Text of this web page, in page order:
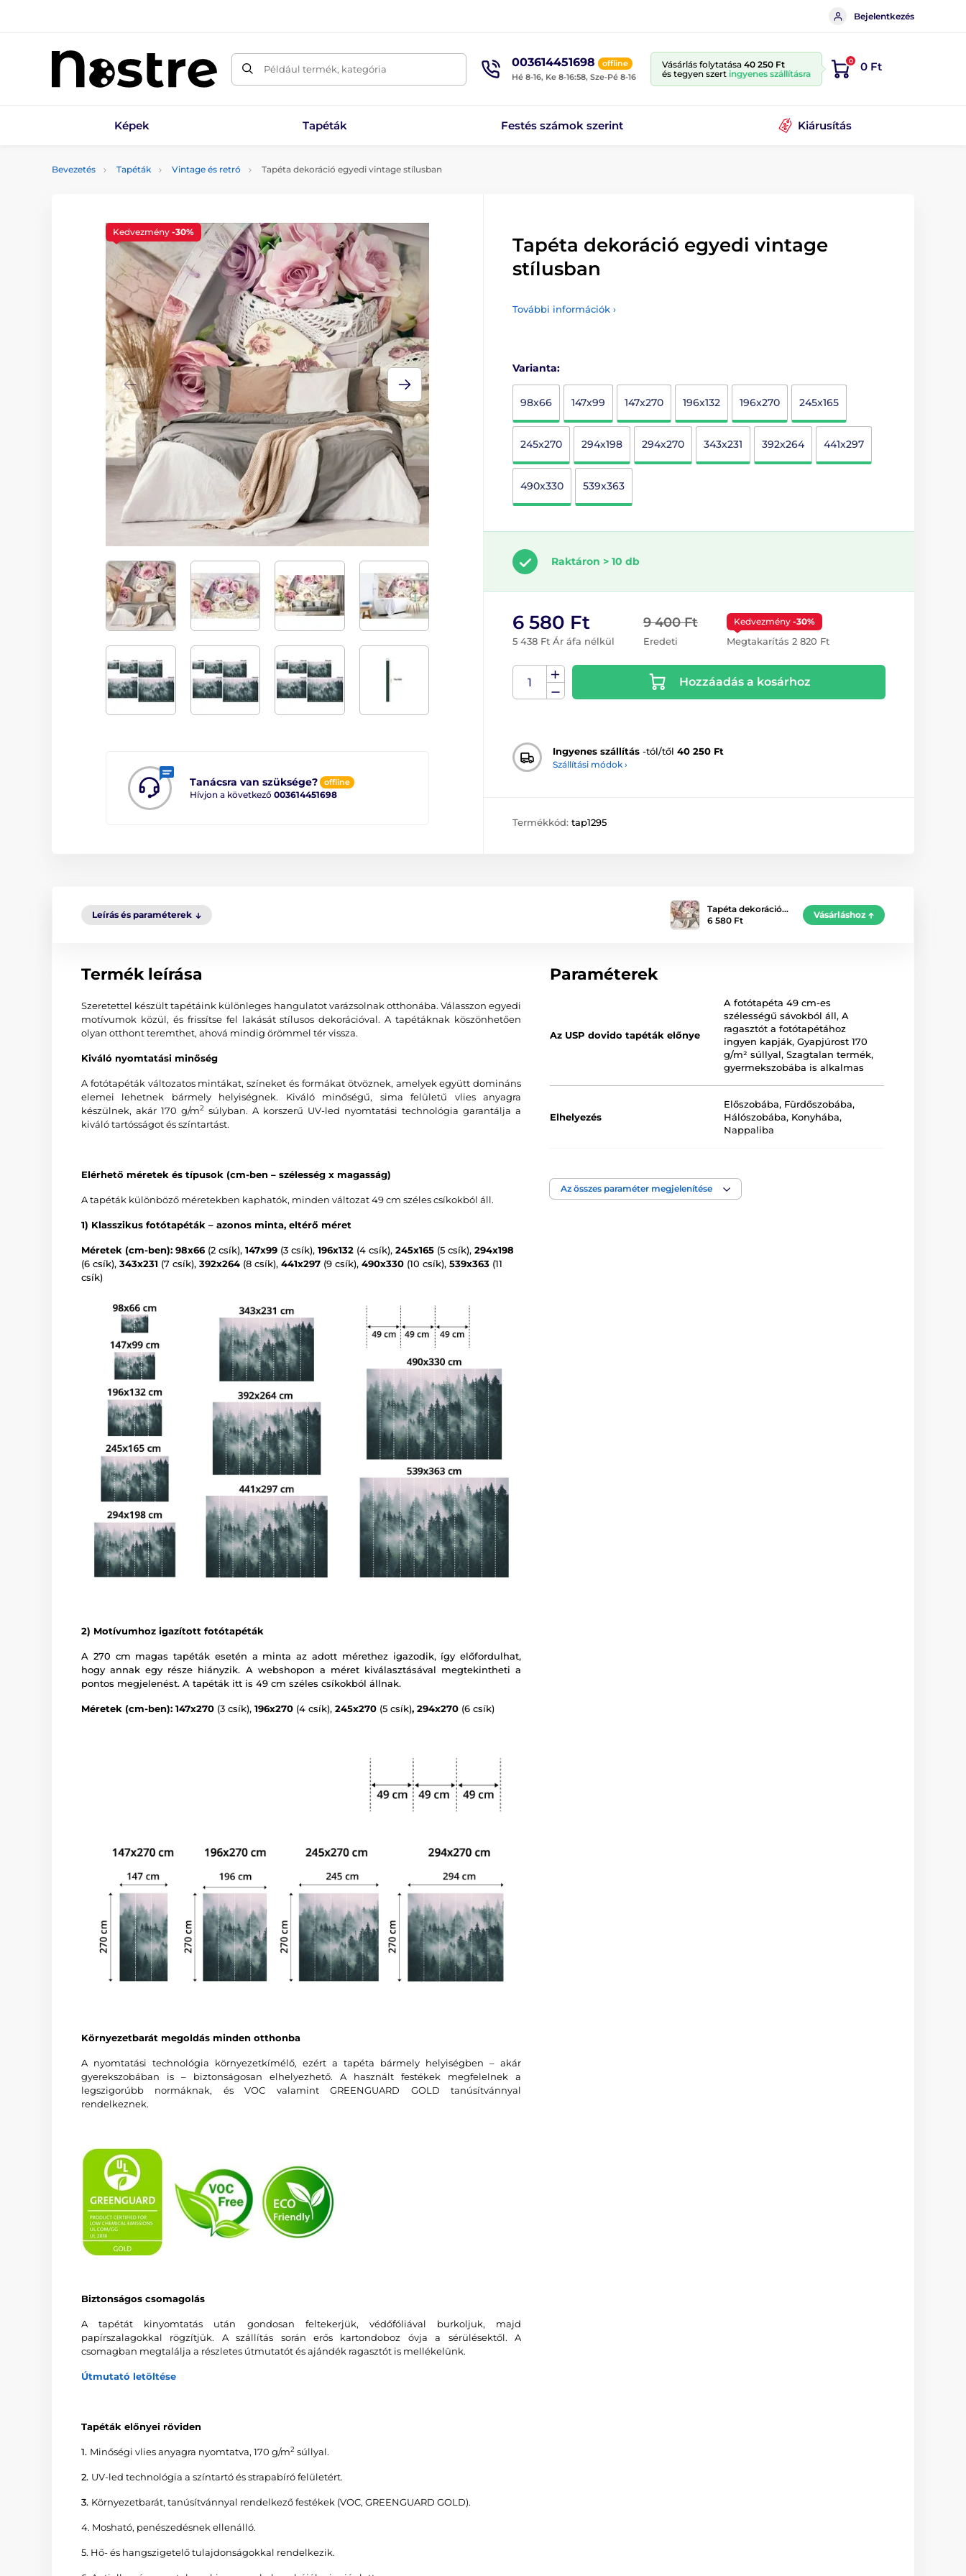
Bejelentkezés
Például termék, kategória 003614451698
offline
Hé 8-16, Ke 8-16:58, Sze-Pé 8-16
Vásárlás folytatása 40 250 Ft
és tegyen szert ingyenes szállításra
0 0 Ft
Képek Tapéták Festés számok szerint Kiárusítás
Bevezetés Tapéták Vintage és retró Tapéta dekoráció egyedi vintage stílusban
Tanácsra van szüksége? offline
Hívjon a következő 003614451698
Kedvezmény -30%
Tapéta dekoráció egyedi vintage
stílusban
További információk ›
Varianta:
98x66 147x99 147x270 196x132 196x270 245x165
245x270 294x198 294x270 343x231 392x264 441x297
490x330 539x363
Raktáron > 10 db
9 400 Ft
Eredeti
6 580 Ft
5 438 Ft Ár áfa nélkül
Kedvezmény -30%
Megtakarítás 2 820 Ft
Hozzáadás a kosárhoz
Ingyenes szállítás -tól/től 40 250 Ft
Szállítási módok ›
Termékkód: tap1295
Leírás és paraméterek
Tapéta dekoráció…
6 580 Ft
Vásárláshoz
Termék leírása
Szeretettel készült tapétáink különleges hangulatot varázsolnak otthonába. Válasszon egyedi
motívumok közül, és frissítse fel lakását stílusos dekorációval. A tapétáknak köszönhetően
olyan otthont teremthet, ahová mindig örömmel tér vissza.
Kiváló nyomtatási minőség
A fotótapéták változatos mintákat, színeket és formákat ötvöznek, amelyek együtt domináns
elemei lehetnek bármely helyiségnek. Kiváló minőségű, sima felületű vlies anyagra
készülnek, akár 170 g/m2
súlyban. A korszerű UV-led nyomtatási technológia garantálja a
kiváló tartósságot és színtartást.
Elérhető méretek és típusok (cm-ben – szélesség x magasság)
A tapéták különböző méretekben kaphatók, minden változat 49 cm széles csíkokból áll.
1) Klasszikus fotótapéták – azonos minta, eltérő méret
Méretek (cm-ben): 98x66 (2 csík), 147x99 (3 csík), 196x132 (4 csík), 245x165 (5 csík), 294x198
(6 csík), 343x231 (7 csík), 392x264 (8 csík), 441x297 (9 csík), 490x330 (10 csík), 539x363 (11
csík)
2) Motívumhoz igazított fotótapéták
A 270 cm magas tapéták esetén a minta az adott mérethez igazodik, így előfordulhat,
hogy annak egy része hiányzik. A webshopon a méret kiválasztásával megtekintheti a
pontos megjelenést. A tapéták itt is 49 cm széles csíkokból állnak.
Méretek (cm-ben): 147x270 (3 csík), 196x270 (4 csík), 245x270 (5 csík), 294x270 (6 csík)
Környezetbarát megoldás minden otthonba
A nyomtatási technológia környezetkímélő, ezért a tapéta bármely helyiségben – akár
gyerekszobában is – biztonságosan elhelyezhető. A használt festékek megfelelnek a
legszigorúbb normáknak, és VOC valamint GREENGUARD GOLD tanúsítvánnyal
rendelkeznek.
Biztonságos csomagolás
A tapétát kinyomtatás után gondosan feltekerjük, védőfóliával burkoljuk, majd
papírszalagokkal rögzítjük. A szállítás során erős kartondoboz óvja a sérülésektől. A
csomagban megtalálja a részletes útmutatót és ajándék ragasztót is mellékelünk.
Útmutató letöltése
Tapéták előnyei röviden
1. Minőségi vlies anyagra nyomtatva, 170 g/m2 súllyal.
2. UV-led technológia a színtartó és strapabíró felületért.
3. Környezetbarát, tanúsítvánnyal rendelkező festékek (VOC, GREENGUARD GOLD).
4. Mosható, penészedésnek ellenálló.
5. Hő- és hangszigetelő tulajdonságokkal rendelkezik.
Paraméterek
Az USP dovido tapéták előnye
A fotótapéta 49 cm-es
szélességű sávokból áll,A
ragasztót a fotótapétához
ingyen kapják,Gyapjúrost 170
g/m² súllyal,Szagtalan termék,
gyermekszobába is alkalmas
Elhelyezés
Előszobába, Fürdőszobába,
Hálószobába, Konyhába,
Nappaliba
Tapéta technológia Lemosható
Az összes paraméter megjelenítése